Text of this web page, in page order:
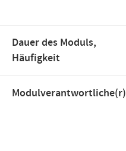
Dauer des Moduls,
Häufigkeit
Modulverantwortliche(r)